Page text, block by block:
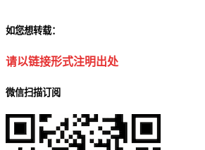
如您想转载：
请以链接形式注明出处
微信扫描订阅